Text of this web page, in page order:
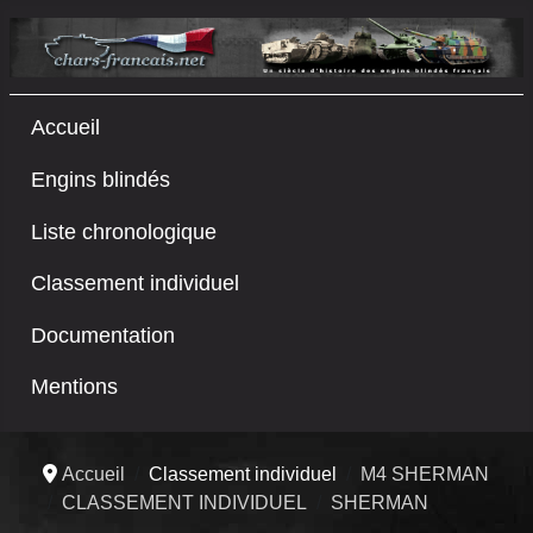
Accueil
Engins blindés
Liste chronologique
Classement individuel
Documentation
Mentions
Accueil Classement individuel
M4 SHERMAN
CLASSEMENT INDIVIDUEL
SHERMAN